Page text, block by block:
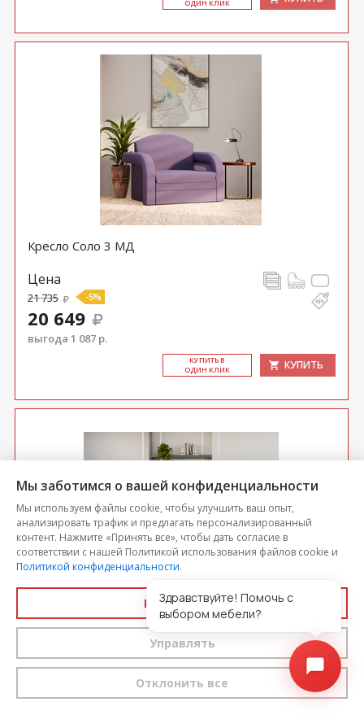
ОДИН КЛИК
Кресло Соло 3 МД
Цена
21 735 -5%
20 649
выгода 1 087 р.
КУ­ПИТЬ В
ОДИН КЛИК
КУПИТЬ
Диван прямой Соната 5 БД
53 993
Мы заботимся о вашей конфиденциальности
Мы используем файлы cookie, чтобы улучшить ваш опыт,
анализировать трафик и предлагать персонализированный
контент. Нажмите «Принять все», чтобы дать согласие в
соответствии с нашей Политикой использования файлов cookie и
Политикой конфиденциальности.
Принять все
Управлять
Отклонить все
Здравствуйте! Помочь с
выбором мебели?